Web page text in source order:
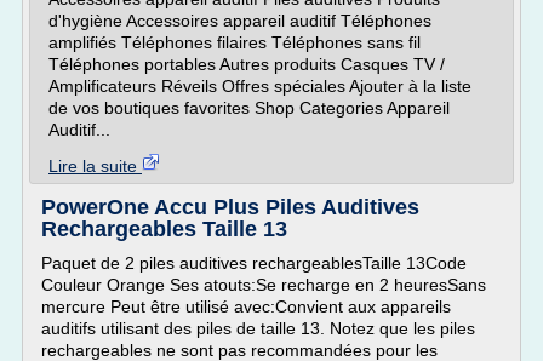
d'hygiène Accessoires appareil auditif Téléphones
amplifiés Téléphones filaires Téléphones sans fil
Téléphones portables Autres produits Casques TV /
Amplificateurs Réveils Offres spéciales Ajouter à la liste
de vos boutiques favorites Shop Categories Appareil
Auditif...
Lire la suite
PowerOne Accu Plus Piles Auditives
Rechargeables Taille 13
Paquet de 2 piles auditives rechargeablesTaille 13Code
Couleur Orange Ses atouts:Se recharge en 2 heuresSans
mercure Peut être utilisé avec:Convient aux appareils
auditifs utilisant des piles de taille 13. Notez que les piles
rechargeables ne sont pas recommandées pour les